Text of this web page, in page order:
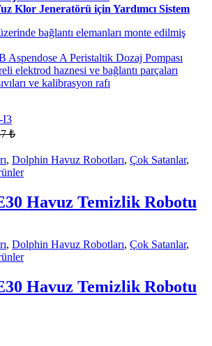
Klor Jeneratörü için Yardımcı Sistem
bağlantı elemanları monte edilmiş
Aspendose A Peristaltik Dozaj Pompası
elektrod haznesi ve bağlantı parçaları
ve kalibrasyon rafı
I3
₺
, Dolphin Havuz Robotları, Çok Satanlar,
Havuz Temizlik Robotu
, Dolphin Havuz Robotları, Çok Satanlar,
Havuz Temizlik Robotu